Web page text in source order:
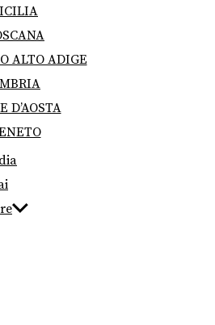
ALTO ADIGE
D’AOSTA